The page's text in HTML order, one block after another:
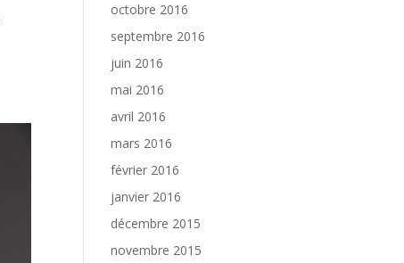
octobre 2016
septembre 2016
juin 2016
mai 2016
avril 2016
mars 2016
février 2016
janvier 2016
décembre 2015
novembre 2015